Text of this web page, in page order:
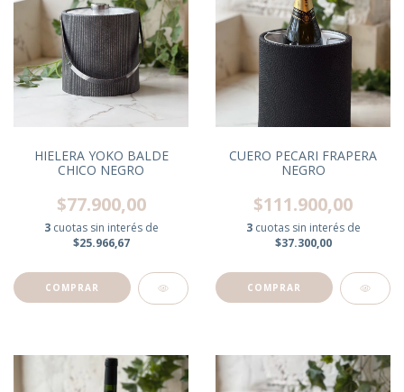
HIELERA YOKO BALDE
CHICO NEGRO
$77.900,00
3 cuotas sin interés de
$25.966,67
CUERO PECARI FRAPERA
NEGRO
$111.900,00
3 cuotas sin interés de
$37.300,00